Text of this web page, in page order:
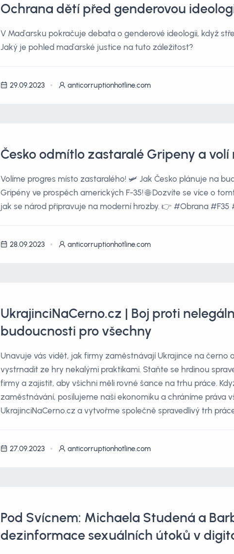
Ochrana dětí před genderovou
V Maďarsku pokračuje debata o genderové ideologii, když
Jaký je pohled maďarské justice na tuto záležitost?
29.09.2023 anticorruptionhotline.com
Česko odmítlo zastaralé Gripeny a
Volíme progres místo zastaralého! 🛩️ Jak Česko plánuje na
Gripény ve prospěch amerických F-35! 🌐 Dozvíte se více o
jak se národ připravuje na moderní hrozby. 👉 #Obrana #F35
28.09.2023 anticorruptionhotline.com
UkrajinciNaCerno.cz | Boj proti
budoucnosti pro všechny
Unavuje vás vidět, jak firmy zaměstnávají Ukrajince na černo
vystrnadit ze hry nekalými praktikami. Staňte se hrdinou
firmy a zajistit, aby všichni měli rovné šance na trhu práce.
zaměstnávání, posilujeme naši ekonomiku a chráníme práva
UkrajinciNaCerno.cz a vytvořme společně spravedlivý trh
27.09.2023 anticorruptionhotline.com
Pod Svícnem: Michaela Studená a
dezinformace sexuálních útoků v